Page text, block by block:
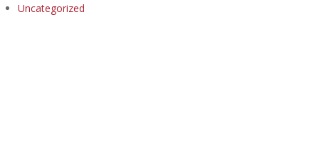
Uncategorized